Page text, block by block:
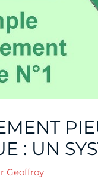
: UN
Geoffroy